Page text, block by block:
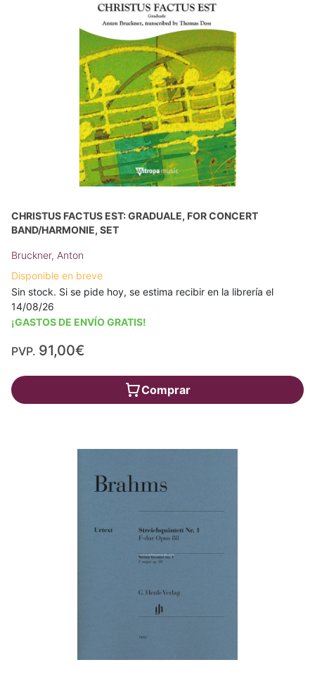
CHRISTUS FACTUS EST: GRADUALE, FOR CONCERT
BAND/HARMONIE, SET
Bruckner, Anton
Disponible en breve
Sin stock. Si se pide hoy, se estima recibir en la librería el
14/08/26
¡GASTOS DE ENVÍO GRATIS!
PVP. 91,00€
Comprar